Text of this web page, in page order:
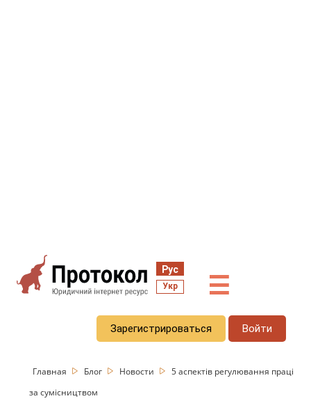
Рус
Укр ☰
Зарегистрироваться Войти
Главная Блог Новости
5 аспектів регулювання праці
за сумісництвом